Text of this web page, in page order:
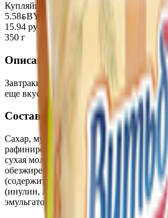
Купляйце Беларускае
5.58BYNBYN
15.94 руб/кг
350 г
Описание
Завтраки сухие подушечки со вкусом
еще вкуснее!
Состав
Сахар, мука пшеничная, крупа рисовая,
рафинированное дезодорированное,
сухая молочная, крахмал кукурузный,
обезжиренное, какао-порошок, соль
(содержит йодат калия), комплекс
(инулин, лактулоза), натуральная
эмульгатор (соевый лецитин),